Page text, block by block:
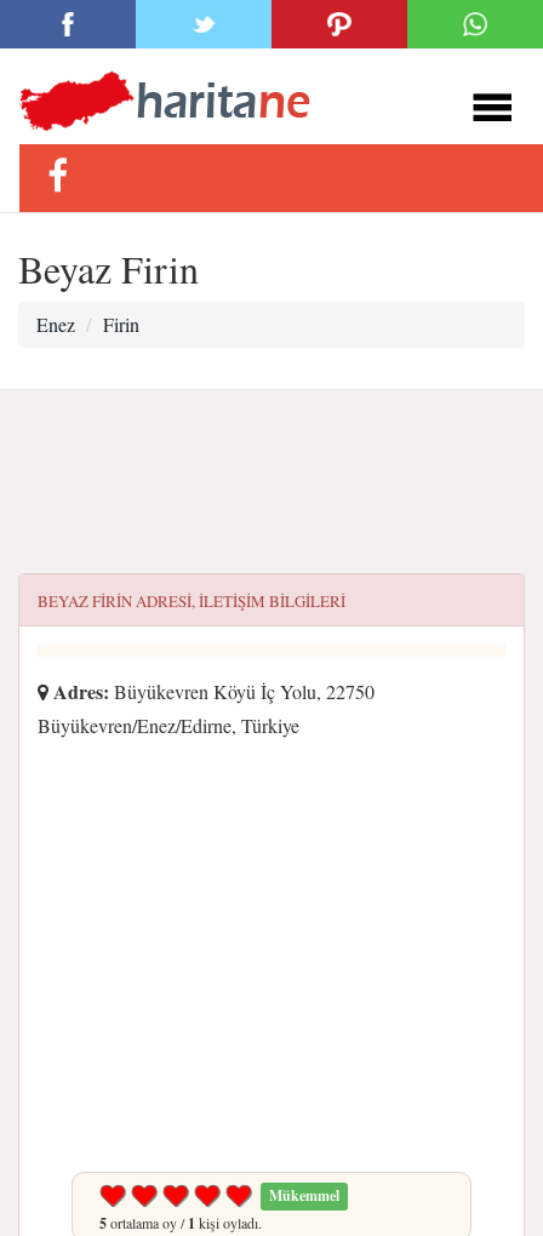
Beyaz Firin
Enez Firin
BEYAZ FIRINADRESI, ILETIŞIM BILGILERI
Adres: Büyükevren Köyü İç Yolu, 22750
Büyükevren/Enez/Edirne, Türkiye
Mükemmel
5ortalama oy /1 kişi oyladı.